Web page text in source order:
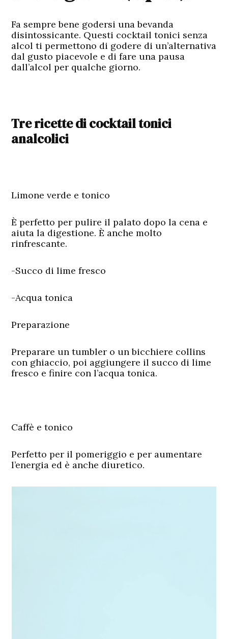
Fa sempre bene godersi una bevanda
disintossicante. Questi cocktail tonici senza
alcol ti permettono di godere di un’alternativa
dal gusto piacevole e di fare una pausa
dall’alcol per qualche giorno.
Tre ricette di cocktail tonici
analcolici
Limone verde e tonico
È perfetto per pulire il palato dopo la cena e
aiuta la digestione. È anche molto
rinfrescante.
-Succo di lime fresco
-Acqua tonica
Preparazione
Preparare un tumbler o un bicchiere collins
con ghiaccio, poi aggiungere il succo di lime
fresco e finire con l’acqua tonica.
Caffè e tonico
Perfetto per il pomeriggio e per aumentare
l’energia ed è anche diuretico.